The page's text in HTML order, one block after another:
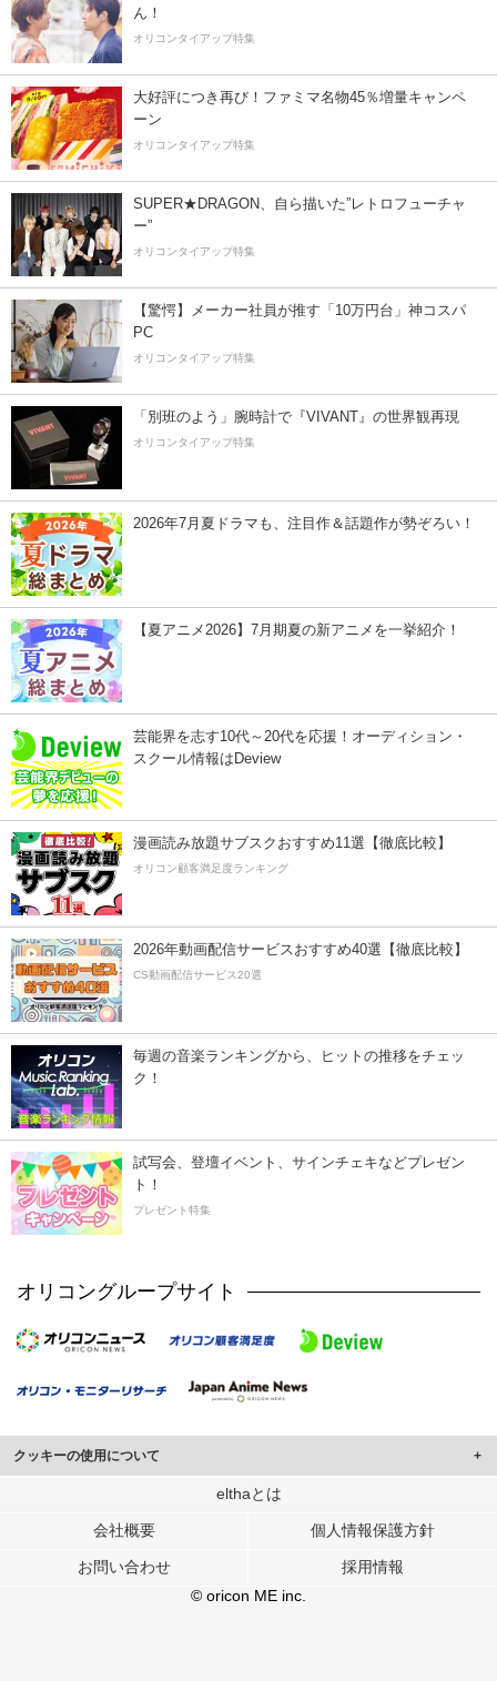
ん！
オリコンタイアップ特集
大好評につき再び！ファミマ名物45％増量キャンペ
ーン
オリコンタイアップ特集
SUPER★DRAGON、自ら描いた”レトロフューチャ
ー”
オリコンタイアップ特集
【驚愕】メーカー社員が推す「10万円台」神コスパ
PC
オリコンタイアップ特集
「別班のよう」腕時計で『VIVANT』の世界観再現
オリコンタイアップ特集
2026年7月夏ドラマも、注目作＆話題作が勢ぞろい！
【夏アニメ2026】7月期夏の新アニメを一挙紹介！
芸能界を志す10代～20代を応援！オーディション・
スクール情報はDeview
漫画読み放題サブスクおすすめ11選【徹底比較】
オリコン顧客満足度ランキング
2026年動画配信サービスおすすめ40選【徹底比較】
CS動画配信サービス20選
毎週の音楽ランキングから、ヒットの推移をチェッ
ク！
試写会、登壇イベント、サインチェキなどプレゼン
ト！
プレゼント特集
オリコングループサイト
クッキーの使用について
このサイトでは Cookie を使用して、ユーザーに合わせたコンテンツや広告の
行っています。
メディアや広告配信、データ解析の各パートナーに提供しています。
各パートナーは、この情報とユーザーが各パートナーに提供した他の情報や、
ユーザーが各パートナーのサービスを使用したときに収集した他の情報を組み
elthaとは
会社概要 個人情報保護方針
お問い合わせ
採用情報
© oricon ME inc.